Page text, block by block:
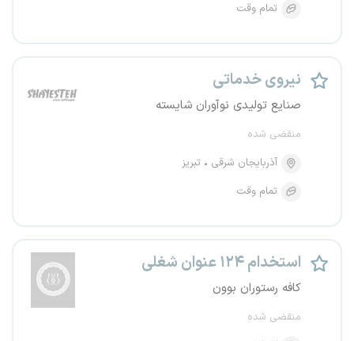
تمام وقت
نیروی خدماتی
صنایع تولیدی نوآوران شایسته
منقضی شده
آذربایجان شرقی
تبریز
تمام وقت
استخدام ۱۲۴ عنوان شغلی
کافه رستوران بوون
منقضی شده